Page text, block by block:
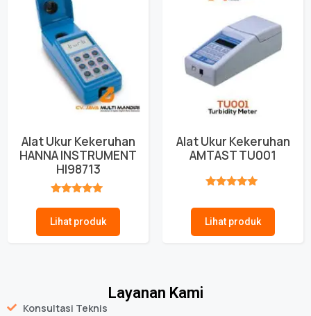
Alat Ukur Kekeruhan
HANNA INSTRUMENT
HI98713
Lihat produk
Alat Ukur Kekeruhan
AMTAST TU001
Lihat produk
Layanan Kami
Konsultasi Teknis